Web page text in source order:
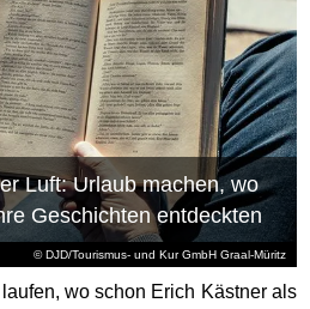
© DJD/Tourismus- und Kur GmbH Graal-Müritz
Luft: Urlaub machen, wo
Geschichten entdeckten
wo schon Erich Kästner als